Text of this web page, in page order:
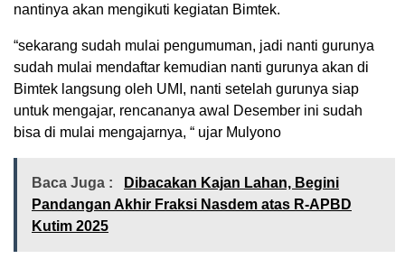
nantinya akan mengikuti kegiatan Bimtek.
“sekarang sudah mulai pengumuman, jadi nanti gurunya
sudah mulai mendaftar kemudian nanti gurunya akan di
Bimtek langsung oleh UMI, nanti setelah gurunya siap
untuk mengajar, rencananya awal Desember ini sudah
bisa di mulai mengajarnya, “ ujar Mulyono
Baca Juga :
Dibacakan Kajan Lahan, Begini
Pandangan Akhir Fraksi Nasdem atas R-APBD
Kutim 2025